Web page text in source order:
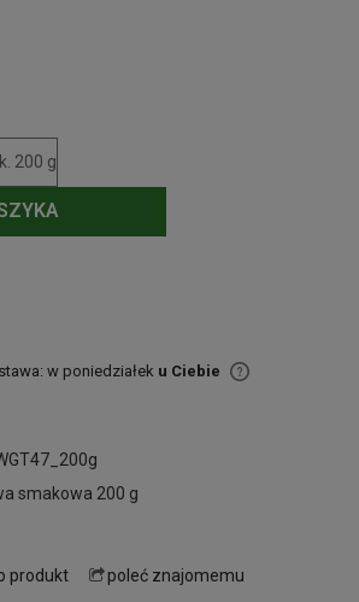
200 g
w poniedziałek u Ciebie
smakowa 200 g
produkt poleć znajomemu